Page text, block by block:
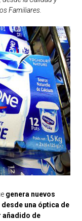
Familiares.
genera nuevos
una óptica de
añadido de